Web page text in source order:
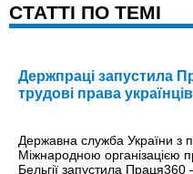
CТАТТІ ПО ТЕМІ
Держпраці запустила
трудові права українців
Державна служба України з
Міжнародною організацією
Бельгії запустила